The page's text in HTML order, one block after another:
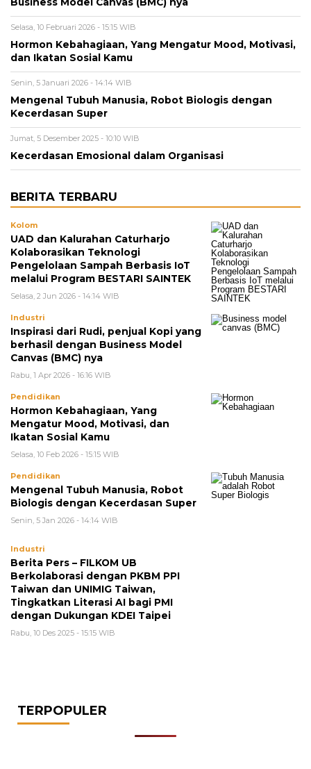
Selasa, 10 Februari 2026 - 15:15 WIB
Hormon Kebahagiaan, Yang Mengatur Mood, Motivasi,
dan Ikatan Sosial Kamu
Senin, 5 Januari 2026 - 14:14 WIB
Mengenal Tubuh Manusia, Robot Biologis dengan
Kecerdasan Super
Jumat, 5 Desember 2025 - 10:10 WIB
Kecerdasan Emosional dalam Organisasi
BERITA TERBARU
Kolom
UAD dan Kalurahan Caturharjo
Kolaborasikan Teknologi
Pengelolaan Sampah Berbasis IoT
melalui Program BESTARI SAINTEK
Selasa, 2 Jun 2026 - 14:14 WIB
Industri
Inspirasi dari Rudi, penjual Kopi yang
berhasil dengan Business Model
Canvas (BMC) nya
Rabu, 1 Apr 2026 - 16:16 WIB
Pendidikan
Hormon Kebahagiaan, Yang
Mengatur Mood, Motivasi, dan
Ikatan Sosial Kamu
Selasa, 10 Feb 2026 - 15:15 WIB
Pendidikan
Mengenal Tubuh Manusia, Robot
Biologis dengan Kecerdasan Super
Senin, 5 Jan 2026 - 14:14 WIB
Industri
Berita Pers – FILKOM UB
Berkolaborasi dengan PKBM PPI
Taiwan dan UNIMIG Taiwan,
Tingkatkan Literasi AI bagi PMI
dengan Dukungan KDEI Taipei
Rabu, 10 Des 2025 - 15:15 WIB
TERPOPULER